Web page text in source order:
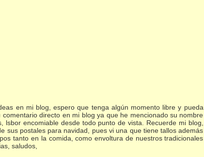
en mi blog, espero que tenga algún momento libre y pueda
directo en mi blog ya que he mencionado su nombre
encomiable desde todo punto de vista. Recuerde mi blog,
sus postales para navidad, pues vi una que tiene tallos además
tanto en la comida, como envoltura de nuestros tradicionales
saludos,